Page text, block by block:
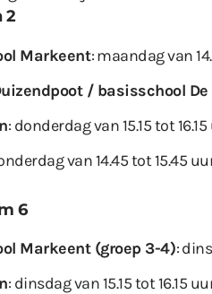
2
Markeent: maandag van
/ basisschool
: donderdag van 15.15 tot
van 14.45 tot 15.45
6
Markeent (groep 3-4):
: dinsdag van 15.15 tot 16.15